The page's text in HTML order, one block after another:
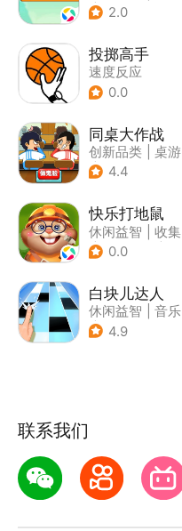
| 萌系
2.0
投掷高手
速度反应
0.0
同桌大作战
创新品类 桌游
| 卡通
4.4
快乐打地鼠
休闲益智
收集
| 儿童游戏
0.0
白块儿达人
休闲益智 音乐
| 多比特
4.9
联系我们